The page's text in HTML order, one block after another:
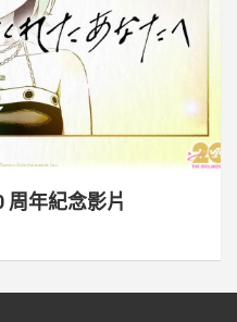
周年紀念影片